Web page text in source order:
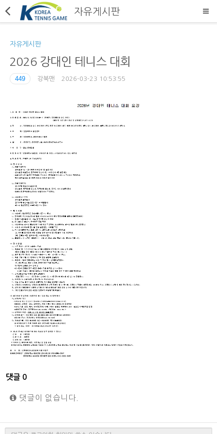
자유게시판
자유게시판
2026 강대인 테니스 대회
449 강북맨 2026-03-23 10:53:55
댓글 0
댓글이 없습니다.